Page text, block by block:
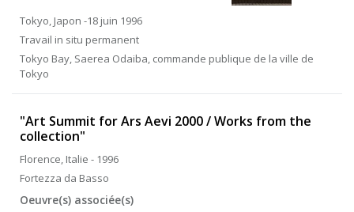
Tokyo, Japon -18 juin 1996
Travail in situ permanent
Tokyo Bay, Saerea Odaiba, commande publique de la ville de
Tokyo
"Art Summit for Ars Aevi 2000 / Works from the
collection"
Florence, Italie - 1996
Fortezza da Basso
Oeuvre(s) associée(s)